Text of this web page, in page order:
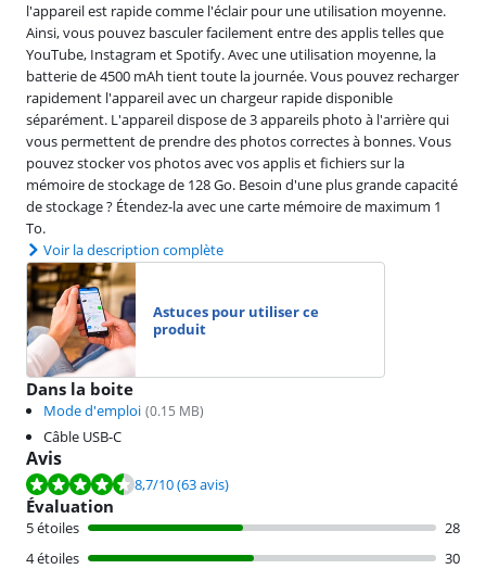
l'appareil est rapide comme l'éclair pour une utilisation moyenne.
Ainsi, vous pouvez basculer facilement entre des applis telles que
YouTube, Instagram et Spotify. Avec une utilisation moyenne, la
batterie de 4500 mAh tient toute la journée. Vous pouvez recharger
rapidement l'appareil avec un chargeur rapide disponible
séparément. L'appareil dispose de 3 appareils photo à l'arrière qui
vous permettent de prendre des photos correctes à bonnes. Vous
pouvez stocker vos photos avec vos applis et fichiers sur la
mémoire de stockage de 128 Go. Besoin d'une plus grande capacité
de stockage ? Étendez-la avec une carte mémoire de maximum 1
To.
Voir la description complète
Astuces pour utiliser ce
produit
Dans la boite
Mode d'emploi (0.15 MB)
Câble USB-C
Avis
La note est de 8,7 sur 10, basée sur 63 avis.
8,7/10(63 avis)
Évaluation
5 étoiles
28
4 étoiles
30